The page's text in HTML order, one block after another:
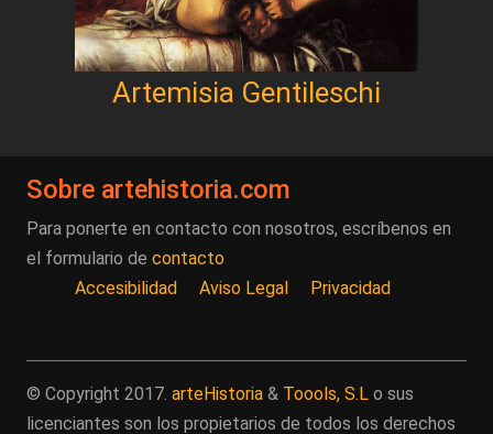
Artemisia Gentileschi
Sobre artehistoria.com
Para ponerte en contacto con nosotros, escríbenos en
el formulario de contacto
Accesibilidad
Aviso Legal Privacidad
© Copyright 2017. arteHistoria & Toools, S.L o sus
licenciantes son los propietarios de todos los derechos